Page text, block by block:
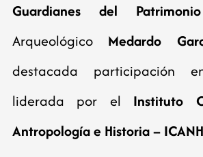
Guardianes del Patrimonio
Arqueológico Medardo
destacada participación
liderada por el Instituto
Antropología e Historia – ICANH